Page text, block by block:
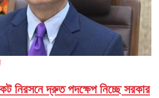
নিরসনে দ্রুত পদক্ষেপ নিচ্ছে সরকার